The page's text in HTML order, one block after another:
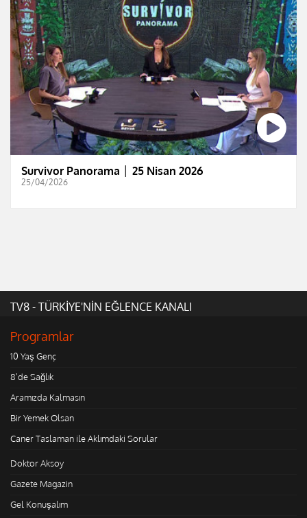
Survivor Panorama │ 25 Nisan 2026
25/04/2026
TV8 - TÜRKİYE'NİN EĞLENCE KANALI
Programlar
10 Yaş Genç
8'de Sağlık
Aramızda Kalmasın
Bir Yemek Olsan
Caner Taslaman ile Aklımdaki Sorular
Doktor Aksoy
Gazete Magazin
Gel Konuşalım